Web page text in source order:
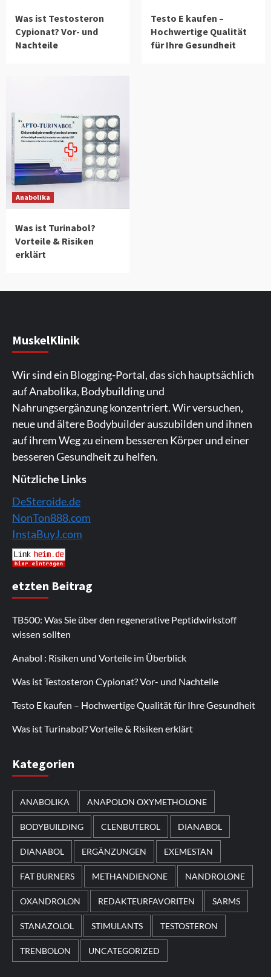
Was ist Testosteron
Cypionat? Vor- und
Nachteile
Testo E kaufen –
Hochwertige Qualität
für Ihre Gesundheit
Anabolika
Was ist Turinabol?
Vorteile & Risiken
erklärt
MuskelKlinik
Wir sind ein Blogging-Portal, das sich hauptsächlich
auf Anabolika, Bodybuilding und
Nahrungsergänzung konzentriert.Wir versuchen,
neue und ältere Bodybuilder auszubilden und ihnen
auf ihrem Weg zu einem besseren Körper und einer
besseren Gesundheit zu helfen.
Nützliche Links
DeSteroide.de
NonTon888.com
InstaBuyJ.com
etzten Beitrag
TB500: Was Sie über den regenerative Peptidwirkstoff
wissen sollten
Anabol : Risiken und Vorteile im Überblick
Was ist Testosteron Cypionat? Vor- und Nachteile
Testo E kaufen – Hochwertige Qualität für Ihre Gesundheit
Was ist Turinabol? Vorteile & Risiken erklärt
Kategorien
ANABOLIKA ANAPOLON OXYMETHOLONE
BODYBUILDING CLENBUTEROL DIANABOL
DIANABOL ERGÄNZUNGEN EXEMESTAN
FAT BURNERS METHANDIENONE NANDROLONE
OXANDROLON REDAKTEURFAVORITEN SARMS
STANAZOLOL STIMULANTS TESTOSTERON
TRENBOLON UNCATEGORIZED